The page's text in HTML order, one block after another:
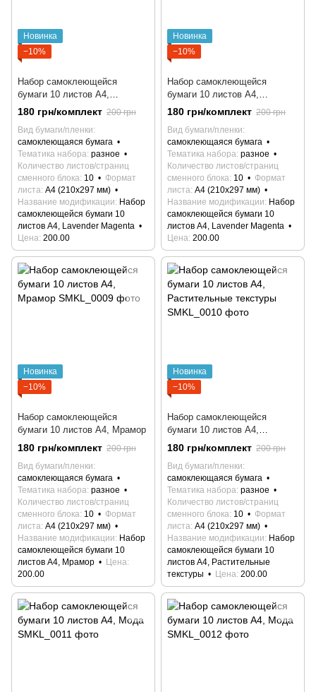
Новинка
−10%
Набор самоклеющейся
бумаги 10 листов А4,
Lavender Magenta
180 грн/комплект 200 грн
Вид бумаги/пленки
самоклеющаяся бумага
Тематика набора разное
Количество листов/страниц
сменного блока 10
Формат
листа А4 (210х297 мм)
Название модификации
Набор
самоклеющейся бумаги 10
листов А4, Lavender Magenta
Цена 200.00
Новинка
−10%
Набор самоклеющейся
бумаги 10 листов А4,
Lavender Magenta
180 грн/комплект 200 грн
Вид бумаги/пленки
самоклеющаяся бумага
Тематика набора разное
Количество листов/страниц
сменного блока 10
Формат
листа А4 (210х297 мм)
Название модификации
Набор
самоклеющейся бумаги 10
листов А4, Lavender Magenta
Цена 200.00
Новинка
−10%
Набор самоклеющейся
бумаги 10 листов А4, Мрамор
180 грн/комплект 200 грн
Вид бумаги/пленки
самоклеющаяся бумага
Тематика набора разное
Количество листов/страниц
сменного блока 10
Формат
листа А4 (210х297 мм)
Название модификации Набор
самоклеющейся бумаги 10
листов А4, Мрамор
Цена
200.00
Новинка
−10%
Набор самоклеющейся
бумаги 10 листов А4,
Растительные текстуры
180 грн/комплект 200 грн
Вид бумаги/пленки
самоклеющаяся бумага
Тематика набора разное
Количество листов/страниц
сменного блока 10
Формат
листа А4 (210х297 мм)
Название модификации Набор
самоклеющейся бумаги 10
листов А4, Растительные
текстуры
Цена 200.00